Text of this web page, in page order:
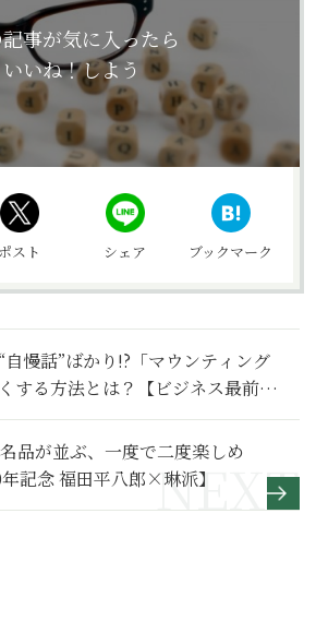
事が気に入ったら
いいね！しよう
ポスト シェア ブックマーク
慢話”ばかり!?「マウンティング
する方法とは？【ビジネス最前
品が並ぶ、一度で二度楽しめ
記念 福田平八郎×琳派】